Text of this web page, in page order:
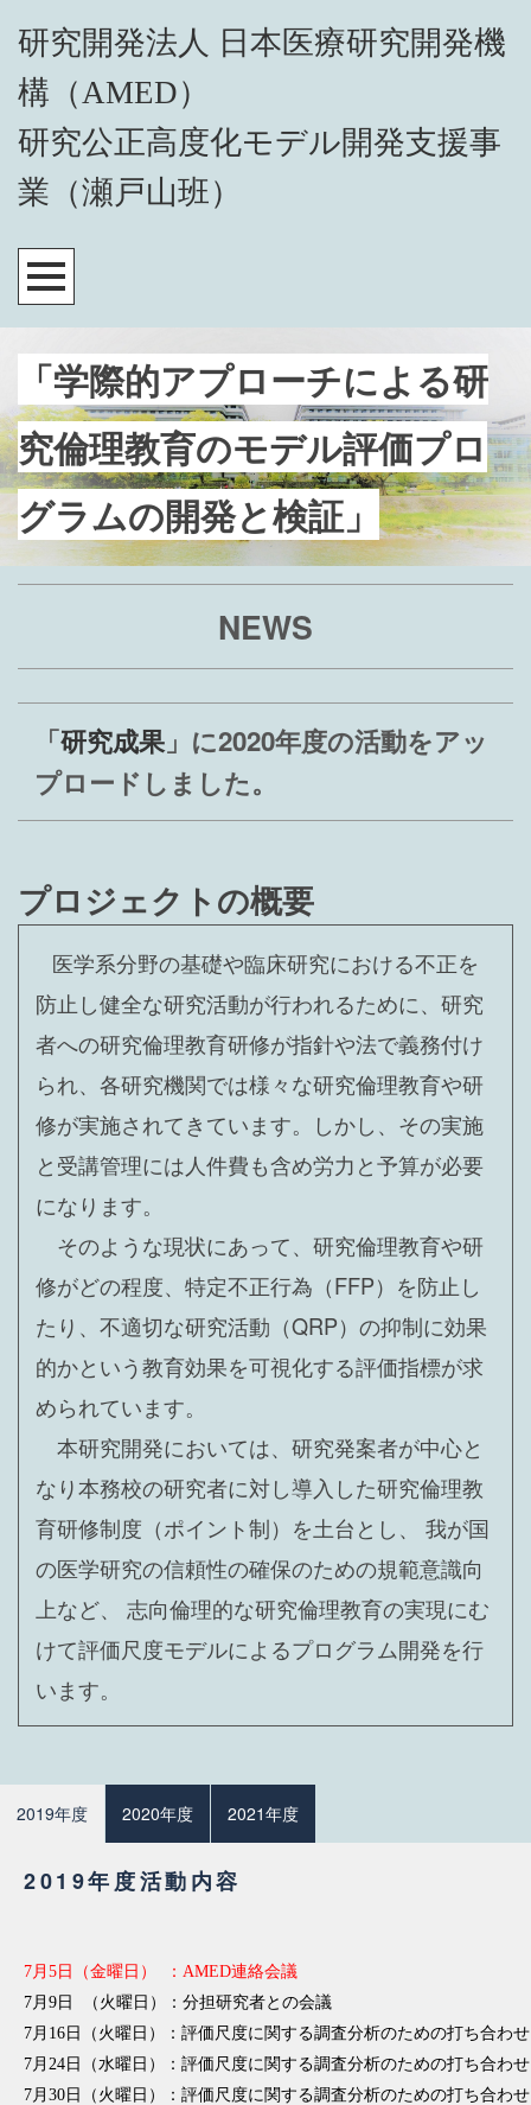
研究開発法人 日本医療研究開発機
構（AMED）
研究公正高度化モデル開発支援事
業（瀬戸山班）
「学際的アプローチによる研
究倫理教育のモデル評価プロ
グラムの開発と検証」
NEWS
「研究成果」に2020年度の活動をアッ
プロードしました。
プロジェクトの概要
医学系分野の基礎や臨床研究における不正を
防止し健全な研究活動が行われるために、研究
者への研究倫理教育研修が指針や法で義務付け
られ、各研究機関では様々な研究倫理教育や研
修が実施されてきています。しかし、その実施
と受講管理には人件費も含め労力と予算が必要
になります。
そのような現状にあって、研究倫理教育や研
修がどの程度、特定不正行為（FFP）を防止し
たり、不適切な研究活動（QRP）の抑制に効果
的かという教育効果を可視化する評価指標が求
められています。
本研究開発においては、研究発案者が中心と
なり本務校の研究者に対し導入した研究倫理教
育研修制度（ポイント制）を土台とし、 我が国
の医学研究の信頼性の確保のための規範意識向
上など、 志向倫理的な研究倫理教育の実現にむ
けて評価尺度モデルによるプログラム開発を行
います。
2019年度 2020年度 2021年度
2019年度活動内容
7月5日（金曜日） ：AMED連絡会議
7月9日 （火曜日）：分担研究者との会議
7月16日（火曜日）：評価尺度に関する調査分析のための打ち合わせ
7月24日（水曜日）：評価尺度に関する調査分析のための打ち合わせ
7月30日（火曜日）：評価尺度に関する調査分析のための打ち合わせ